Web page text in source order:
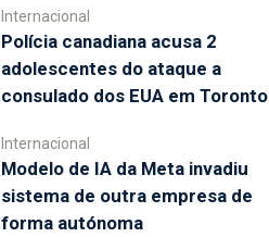
Internacional
Polícia canadiana acusa 2
adolescentes do ataque a
consulado dos EUA em Toronto
Internacional
Modelo de IA da Meta invadiu
sistema de outra empresa de
forma autónoma